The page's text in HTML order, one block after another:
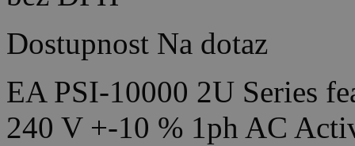
Dostupnost Na dotaz
EA PSI-10000 2U Series
240 V +-10 % 1ph AC